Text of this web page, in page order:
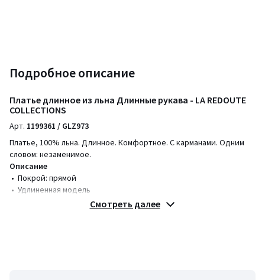
Подробное описание
Платье длинное из льна Длинные рукава - LA REDOUTE
COLLECTIONS
Арт. 1199361 / GLZ973
Платье, 100% льна. Длинное. Комфортное. С карманами. Одним
словом: незаменимое.
Описание
• Покрой: прямой
• Удлиненная модель
Смотреть далее